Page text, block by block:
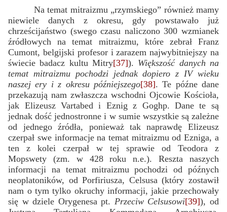
Na temat mitraizmu „rzymskiego” również mamy
niewiele danych z okresu, gdy powstawało już
chrześcijaństwo (swego czasu naliczono 300 wzmianek
źródłowych na temat mitraizmu, które zebrał Franz
Cumont, belgijski profesor i zarazem najwybitniejszy na
świecie badacz kultu Mitry[37]). Większość danych na
temat mitraizmu pochodzi jednak dopiero z IV wieku
naszej ery i z okresu późniejszego[38]. Te późne dane
przekazują nam zwłaszcza wschodni Ojcowie Kościoła,
jak Elizeusz Vartabed i Eznig z Goghp. Dane te są
jednak dość jednostronne i w sumie wszystkie są zależne
od jednego źródła, ponieważ tak naprawdę Elizeusz
czerpał swe informacje na temat mitraizmu od Ezniga, a
ten z kolei czerpał w tej sprawie od Teodora z
Mopswety (zm. w 428 roku n.e.). Reszta naszych
informacji na temat mitraizmu pochodzi od późnych
neoplatoników, od Porfiriusza, Celsusa (który zostawił
nam o tym tylko okruchy informacji, jakie przechowały
się w dziele Orygenesa pt. Przeciw Celsusowi[39]), od